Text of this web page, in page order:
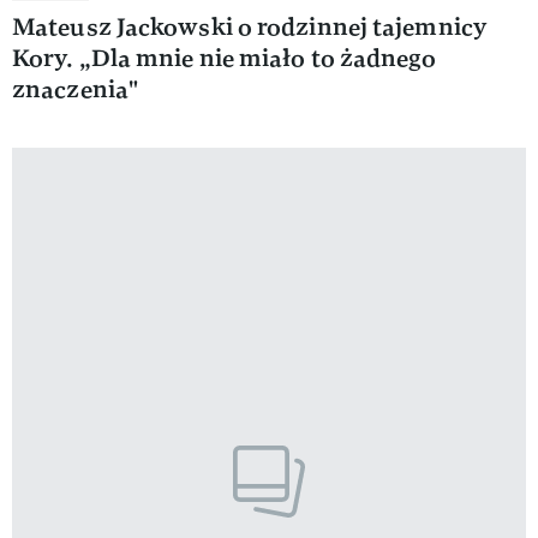
Mateusz Jackowski o rodzinnej tajemnicy
Kory. „Dla mnie nie miało to żadnego
znaczenia"